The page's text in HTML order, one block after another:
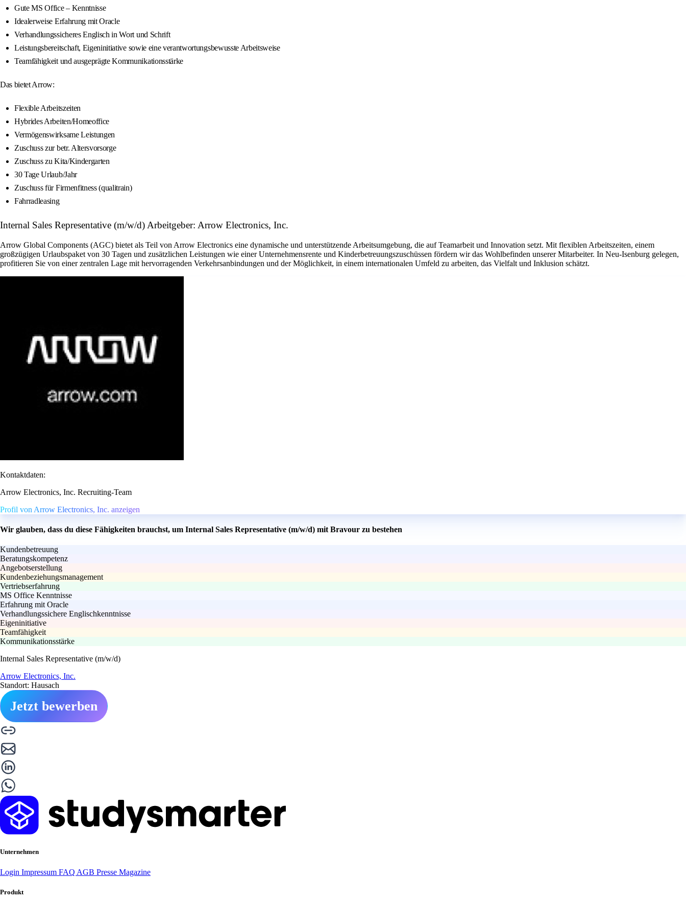
Gute MS Office – Kenntnisse
Idealerweise Erfahrung mit Oracle
Verhandlungssicheres Englisch in Wort und Schrift
Leistungsbereitschaft, Eigeninitiative sowie eine verantwortungsbewusste Arbeitsweise
Teamfähigkeit und ausgeprägte Kommunikationsstärke
Das bietet Arrow:
Flexible Arbeitszeiten
Hybrides Arbeiten/Homeoffice
Vermögenswirksame Leistungen
Zuschuss zur betr. Altersvorsorge
Zuschuss zu Kita/Kindergarten
30 Tage Urlaub/Jahr
Zuschuss für Firmenfitness (qualitrain)
Fahrradleasing
Internal Sales Representative (m/w/d) Arbeitgeber: Arrow Electronics, Inc.
Arrow Global Components (AGC) bietet als Teil von Arrow Electronics eine dynamische und unterstützende Arbeitsumgebung, die auf Teamarbeit und Innovation setzt. Mit flexiblen Arbeitszeiten, einem
großzügigen Urlaubspaket von 30 Tagen und zusätzlichen Leistungen wie einer Unternehmensrente und Kinderbetreuungszuschüssen fördern wir das Wohlbefinden unserer Mitarbeiter. In Neu-Isenburg gelegen,
profitieren Sie von einer zentralen Lage mit hervorragenden Verkehrsanbindungen und der Möglichkeit, in einem internationalen Umfeld zu arbeiten, das Vielfalt und Inklusion schätzt.
Kontaktdaten:
Arrow Electronics, Inc. Recruiting-Team
Profil von Arrow Electronics, Inc. anzeigen
Wir glauben, dass du diese Fähigkeiten brauchst, um Internal Sales Representative (m/w/d) mit Bravour zu bestehen
Kundenbetreuung
Beratungskompetenz
Angebotserstellung
Kundenbeziehungsmanagement
Vertriebserfahrung
MS Office Kenntnisse
Erfahrung mit Oracle
Verhandlungssichere Englischkenntnisse
Eigeninitiative
Teamfähigkeit
Kommunikationsstärke
Internal Sales Representative (m/w/d)
Arrow Electronics, Inc.
Standort: Hausach
Jetzt bewerben
Unternehmen
Login Impressum FAQ AGB Presse Magazine
Produkt